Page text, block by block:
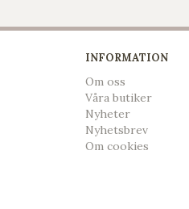
INFORMATION
Om oss
Våra butiker
Nyheter
Nyhetsbrev
Om cookies